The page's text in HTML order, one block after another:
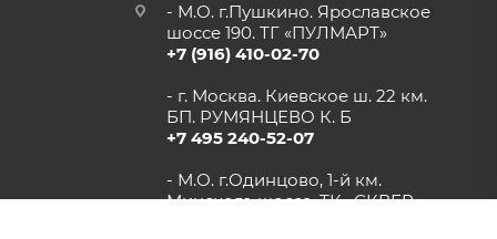
- М.О. г.Пушкино. Ярославское
шоссе 190. ТГ «ПУЛМАРТ»
+7 (916) 410-02-70
- г. Москва. Киевское ш. 22 км.
БП. РУМЯНЦЕВО К. Б
+7 495 240-52-07
- М.О. г.Одинцово, 1-й км.
Минского шоссе. ТК «СКВЕР»